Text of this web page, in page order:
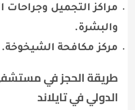
مراكز التجميل وجراحات
والبشرة.
مركز مكافحة الشيخوخة.
طريقة الحجز في
الدولي في تايلاند